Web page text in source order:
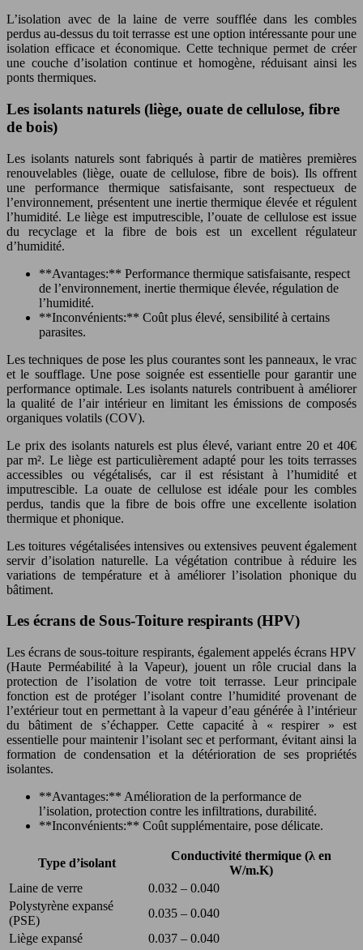
L’isolation avec de la laine de verre soufflée dans les combles
perdus au-dessus du toit terrasse est une option intéressante pour une
isolation efficace et économique. Cette technique permet de créer
une couche d’isolation continue et homogène, réduisant ainsi les
ponts thermiques.
Les isolants naturels (liège, ouate de cellulose, fibre
de bois)
Les isolants naturels sont fabriqués à partir de matières premières
renouvelables (liège, ouate de cellulose, fibre de bois). Ils offrent
une performance thermique satisfaisante, sont respectueux de
l’environnement, présentent une inertie thermique élevée et régulent
l’humidité. Le liège est imputrescible, l’ouate de cellulose est issue
du recyclage et la fibre de bois est un excellent régulateur
d’humidité.
**Avantages:** Performance thermique satisfaisante, respect
de l’environnement, inertie thermique élevée, régulation de
l’humidité.
**Inconvénients:** Coût plus élevé, sensibilité à certains
parasites.
Les techniques de pose les plus courantes sont les panneaux, le vrac
et le soufflage. Une pose soignée est essentielle pour garantir une
performance optimale. Les isolants naturels contribuent à améliorer
la qualité de l’air intérieur en limitant les émissions de composés
organiques volatils (COV).
Le prix des isolants naturels est plus élevé, variant entre 20 et 40€
par m². Le liège est particulièrement adapté pour les toits terrasses
accessibles ou végétalisés, car il est résistant à l’humidité et
imputrescible. La ouate de cellulose est idéale pour les combles
perdus, tandis que la fibre de bois offre une excellente isolation
thermique et phonique.
Les toitures végétalisées intensives ou extensives peuvent également
servir d’isolation naturelle. La végétation contribue à réduire les
variations de température et à améliorer l’isolation phonique du
bâtiment.
Les écrans de Sous-Toiture respirants (HPV)
Les écrans de sous-toiture respirants, également appelés écrans HPV
(Haute Perméabilité à la Vapeur), jouent un rôle crucial dans la
protection de l’isolation de votre toit terrasse. Leur principale
fonction est de protéger l’isolant contre l’humidité provenant de
l’extérieur tout en permettant à la vapeur d’eau générée à l’intérieur
du bâtiment de s’échapper. Cette capacité à « respirer » est
essentielle pour maintenir l’isolant sec et performant, évitant ainsi la
formation de condensation et la détérioration de ses propriétés
isolantes.
**Avantages:** Amélioration de la performance de
l’isolation, protection contre les infiltrations, durabilité.
**Inconvénients:** Coût supplémentaire, pose délicate.
Type d’isolant
Conductivité thermique (λ en
W/m.K)
Laine de verre
0.032 – 0.040
Polystyrène expansé
(PSE)
0.035 – 0.040
Liège expansé
0.037 – 0.040